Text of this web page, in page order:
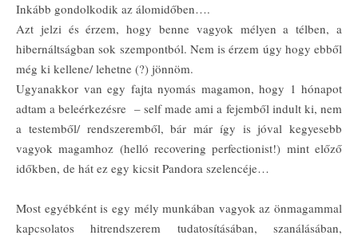
Inkább gondolkodik az álomidőben….
Azt jelzi és érzem, hogy benne vagyok mélyen a télben, a
hibernáltságban sok szempontból. Nem is érzem úgy hogy ebből
még ki kellene/ lehetne (?) jönnöm.
Ugyanakkor van egy fajta nyomás magamon, hogy 1 hónapot
adtam a beleérkezésre – self made ami a fejemből indult ki, nem
a testemből/ rendszeremből, bár már így is jóval kegyesebb
vagyok magamhoz (helló recovering perfectionist!) mint előző
időkben, de hát ez egy kicsit Pandora szelencéje…
Most egyébként is egy mély munkában vagyok az önmagammal
kapcsolatos hitrendszerem tudatosításában, szanálásában,